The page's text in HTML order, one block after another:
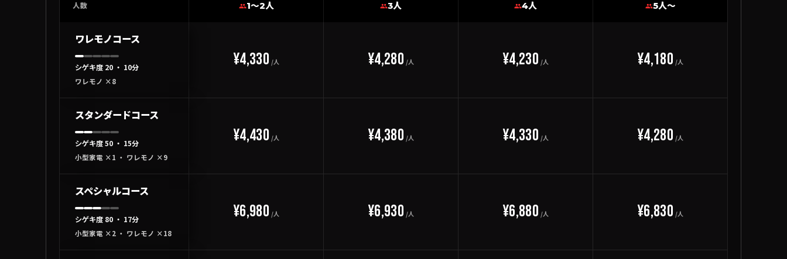
人数 1〜2人 3人 4人 5人〜
ワレモノコース
シゲキ度 20 ・ 10分
ワレモノ ×8
¥4,330 /人 ¥4,280 /人 ¥4,230 /人 ¥4,180 /人
スタンダードコース
シゲキ度 50 ・ 15分
小型家電 ×1 ・ ワレモノ ×9
¥4,430 /人 ¥4,380 /人 ¥4,330 /人 ¥4,280 /人
スペシャルコース
シゲキ度 80 ・ 17分
小型家電 ×2 ・ ワレモノ ×18
¥6,980 /人 ¥6,930 /人 ¥6,880 /人 ¥6,830 /人